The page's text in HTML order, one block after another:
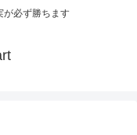
が必ず勝ちます